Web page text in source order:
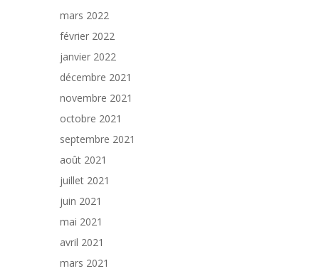
mars 2022
février 2022
janvier 2022
décembre 2021
novembre 2021
octobre 2021
septembre 2021
août 2021
juillet 2021
juin 2021
mai 2021
avril 2021
mars 2021